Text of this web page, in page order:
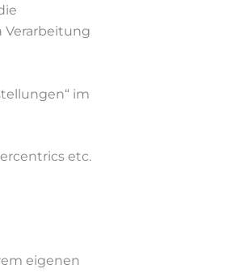
im
etc.
eigenen